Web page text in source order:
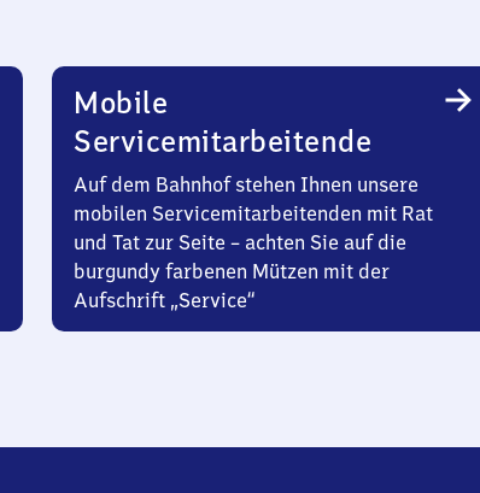
Mobile
Servicemitarbeitende
Auf dem Bahnhof stehen Ihnen unsere
mobilen Servicemitarbeitenden mit Rat
und Tat zur Seite – achten Sie auf die
burgundy farbenen Mützen mit der
Aufschrift „Service“